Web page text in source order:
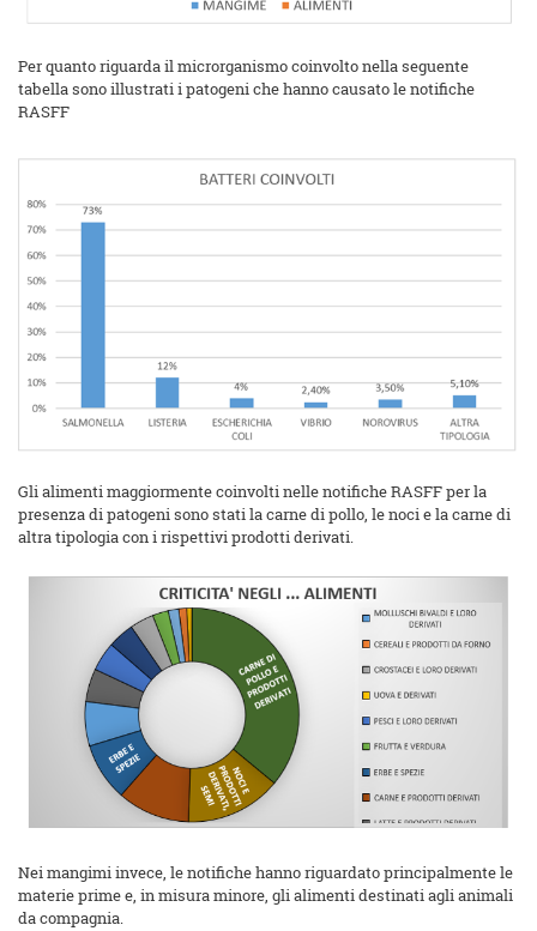
Per quanto riguarda il microrganismo coinvolto nella seguente
tabella sono illustrati i patogeni che hanno causato le notifiche
RASFF
Gli alimenti maggiormente coinvolti nelle notifiche RASFF per la
presenza di patogeni sono stati la carne di pollo, le noci e la carne di
altra tipologia con i rispettivi prodotti derivati.
Nei mangimi invece, le notifiche hanno riguardato principalmente le
materie prime e, in misura minore, gli alimenti destinati agli animali
da compagnia.